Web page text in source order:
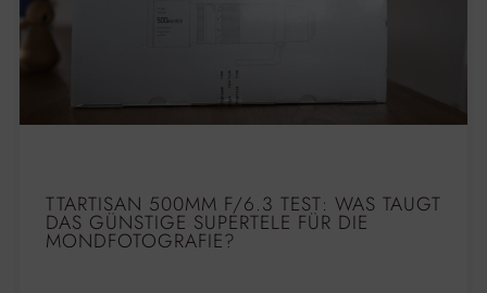
TTARTISAN 500MM F/6.3 TEST: WAS TAUGT
DAS GÜNSTIGE SUPERTELE FÜR DIE
MONDFOTOGRAFIE?